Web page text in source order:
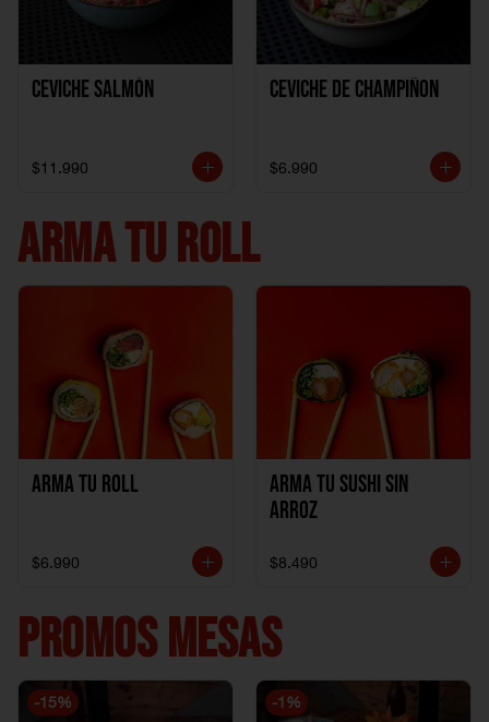
Ceviche Salmón
$11.990
Ceviche de Champiñon
$6.990
ARMA TU ROLL
Arma Tu Roll
$6.990
Arma tu Sushi sin
Arroz
$8.490
PROMOS MESAS
-15% -1 %